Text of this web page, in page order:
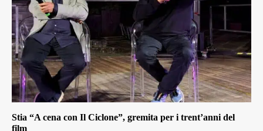
Stia “A cena con Il Ciclone”, gremita per i trent’anni del
film